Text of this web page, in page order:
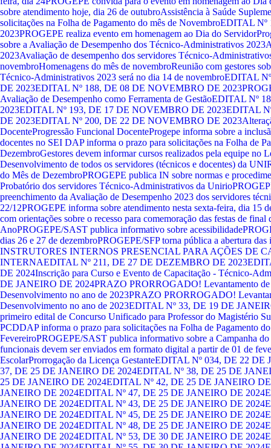
sobre atendimento hoje, dia 26 de outubroAssistência à Saúde
solicitações na Folha de Pagamento do mês de NovembroEDITAL Nº
2023PROGEPE realiza evento em homenagem ao Dia do Servidor
sobre a Avaliação de Desempenho dos Técnico-Administrativos 2023
2023Avaliação de desempenho dos servidores Técnico-
novembroHomenagens do mês de novembroReunião com gestores
Técnico-Administrativos 2023 será no dia 14 de novembroEDITAL
DE 2023EDITAL Nº 188, DE 08 DE NOVEMBRO DE 2023
Avaliação de Desempenho como Ferramenta de GestãoEDITAL Nº
2023EDITAL Nº 193, DE 17 DE NOVEMBRO DE 2023EDITAL
DE 2023EDITAL Nº 200, DE 22 DE NOVEMBRO DE 2023
DocenteProgressão Funcional DocenteProgepe informa sobre a
docentes no SEI DAP informa o prazo para solicitações na Folha de
DezembroGestores devem informar cursos realizados pela equipe no
Desenvolvimento de todos os servidores (técnicos e docentes) da
do Mês de DezembroPROGEPE publica IN sobre normas e
Probatório dos servidores Técnico-Administrativos da Unirio
preenchimento da Avaliação de Desempenho 2023 dos servidores
22/12PROGEPE informa sobre atendimento nesta sexta-feira, dia 15
com orientações sobre o recesso para comemoração das festas de final
AnoPROGEPE/SAST publica informativo sobre acessibilidade
dias 26 e 27 de dezembroPROGEPE/SFP torna pública a abertura
INSTRUTORES INTERNOS PRESENCIAL PARA AÇÕES DE
INTERNAEDITAL Nº 211, DE 27 DE DEZEMBRO DE 2023
DE 2024Inscrição para Curso e Evento de Capacitação - Técnico-
DE JANEIRO DE 2024PRAZO PRORROGADO! Levantamento de
Desenvolvimento no ano de 2023PRAZO PRORROGADO!
Desenvolvimento no ano de 2023EDITAL Nº 33, DE 19 DE
primeiro edital de Concurso Unificado para Professor do Magistério
PCDDAP informa o prazo para solicitações na Folha de Pagamento
FevereiroPROGEPE/SAST publica informativo sobre a Campanha
funcionais devem ser enviados em formato digital a partir de 01 de
EscolarProrrogação da Licença GestanteEDITAL Nº 034, DE 22 DE
37, DE 25 DE JANEIRO DE 2024EDITAL Nº 38, DE 25 DE
25 DE JANEIRO DE 2024EDITAL Nº 42, DE 25 DE JANEIRO
JANEIRO DE 2024EDITAL Nº 47, DE 25 DE JANEIRO DE 2024
JANEIRO DE 2024EDITAL Nº 43, DE 25 DE JANEIRO DE 2024
JANEIRO DE 2024EDITAL Nº 45, DE 25 DE JANEIRO DE 2024
JANEIRO DE 2024EDITAL Nº 48, DE 25 DE JANEIRO DE 2024
JANEIRO DE 2024EDITAL Nº 53, DE 30 DE JANEIRO DE 2024